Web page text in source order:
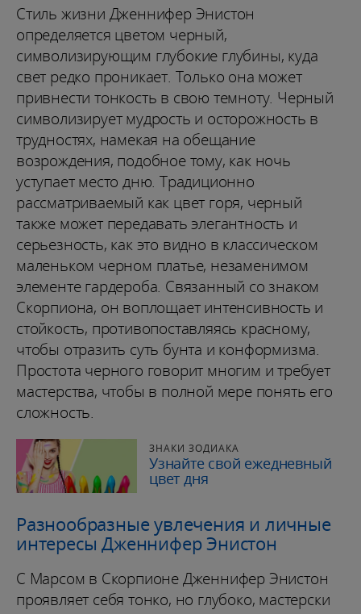
Стиль жизни Дженнифер Энистон
определяется цветом черный,
символизирующим глубокие глубины, куда
свет редко проникает. Только она может
привнести тонкость в свою темноту. Черный
символизирует мудрость и осторожность в
трудностях, намекая на обещание
возрождения, подобное тому, как ночь
уступает место дню. Традиционно
рассматриваемый как цвет горя, черный
также может передавать элегантность и
серьезность, как это видно в классическом
маленьком черном платье, незаменимом
элементе гардероба. Связанный со знаком
Скорпиона, он воплощает интенсивность и
стойкость, противопоставляясь красному,
чтобы отразить суть бунта и конформизма.
Простота черного говорит многим и требует
мастерства, чтобы в полной мере понять его
сложность.
ЗНАКИ ЗОДИАКА
Узнайте свой ежедневный
цвет дня
Разнообразные увлечения и личные
интересы Дженнифер Энистон
С Марсом в Скорпионе Дженнифер Энистон
проявляет себя тонко, но глубоко, мастерски